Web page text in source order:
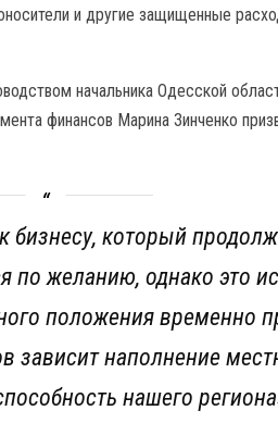
и другие защищенные
начальника Одесской
финансов Марина Зинченко
который
по желанию, однако это
положения временно
зависит наполнение
нашего